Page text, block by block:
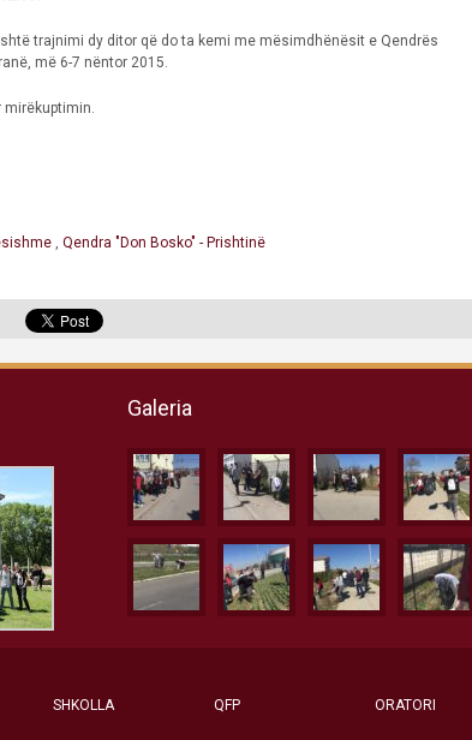
trajnimi dy ditor që do ta kemi me mësimdhënësit e Qendrës
më 6-7 nëntor 2015.
, Qendra "Don Bosko" - Prishtinë
Galeria
SHKOLLA QFP ORATORI